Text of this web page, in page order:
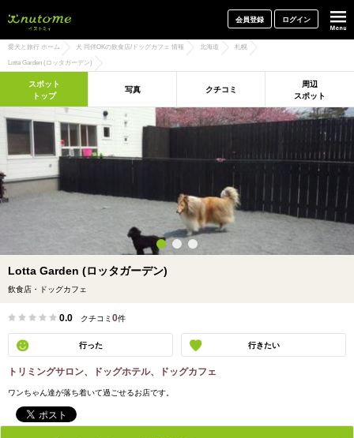
会員登録 ログイン
愛犬と旅行 ホーム 犬 同伴OKの飲食店/ドッグカフェ 情報 北海道 札幌
Lotta Garden (ロッタガーデン)
スポット
トップ
写真 クチコミ
周辺
スポット
Lotta Garden (ロッタガーデン)
飲食店・ドッグカフェ
0.0 クチコミ 0件
行った 行きたい
トリミングサロン、ドッグホテル、ドッグカフェ
ワンちゃん達が落ち着いて過ごせるお店です。